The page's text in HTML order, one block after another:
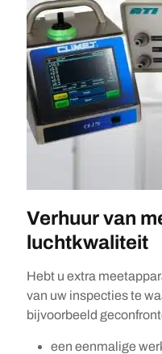
Verhuur van
luchtkwaliteit
Hebt u extra
van uw inspecties te
bijvoorbeeld
een eenmalige